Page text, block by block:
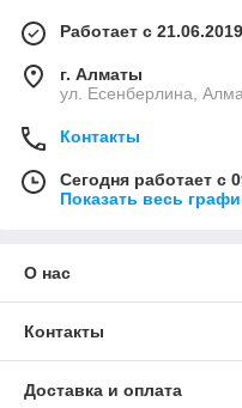
Работает с 21.06.2019
г. Алматы
ул. Есенберлина,
Контакты
Сегодня работает с
Показать весь
О нас
Контакты
Доставка и оплата